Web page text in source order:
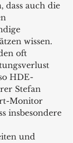
dass auch die
wissen.
oft
HDE-
Stefan
Monitor
insbesondere
und